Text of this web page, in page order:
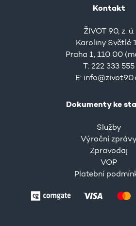
Kontakt
ŽIVOT 90, z. ú.
Karoliny Světlé
Praha 1, 110 00 (
T: 222 333 555
E:
Dokumenty ke
Služby
Výroční zprávy
Zpravodaj
VOP
Platební